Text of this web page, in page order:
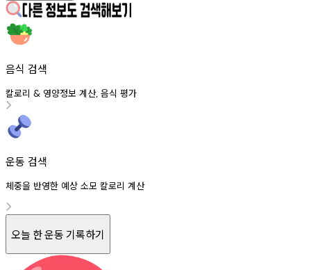
음식 검색
칼로리 & 영양정보 계산, 음식 평가
운동 검색
체중을 반영한 예상 소모 칼로리 계산
오늘 한 운동 기록하기